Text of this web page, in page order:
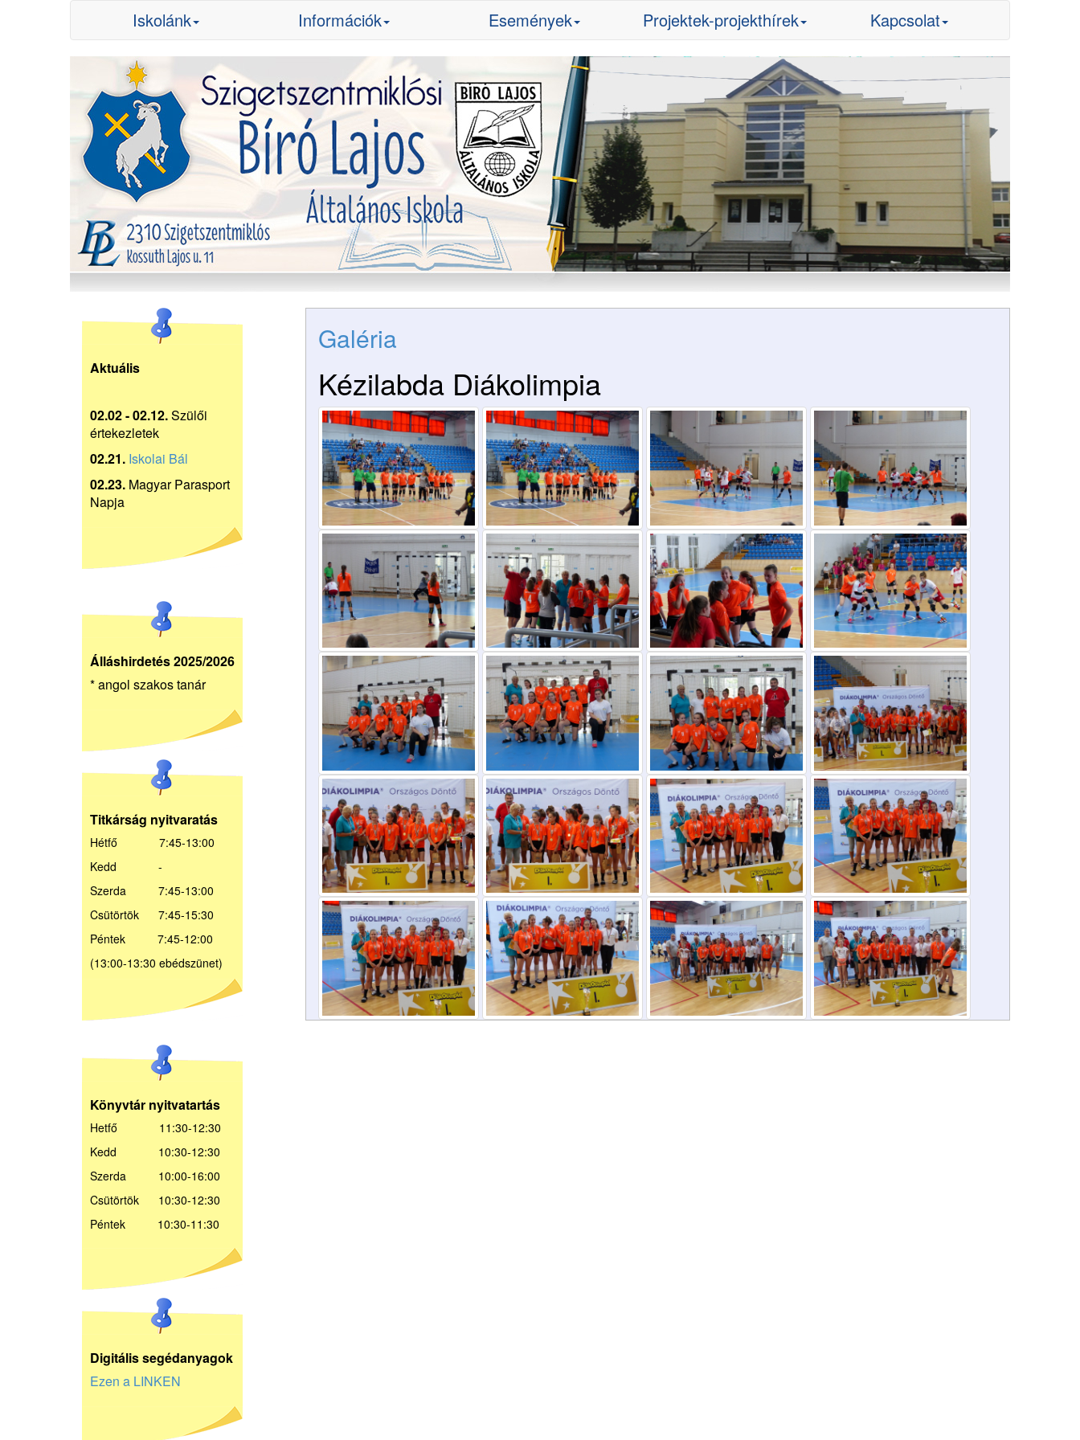
Iskolánk Információk Események Projektek-projekthírek Kapcsolat
Aktuális
02.02 - 02.12.Szülői
értekezletek
02.21. Iskolai Bál
02.23. Magyar Parasport
Napja
Álláshirdetés 2025/2026
* angol szakos tanár
Titkárság nyitvaratás
Hétfő 7:45-13:00
Kedd -
Szerda 7:45-13:00
Csütörtök 7:45-15:30
Péntek 7:45-12:00
(13:00-13:30 ebédszünet)
Könyvtár nyitvatartás
Hetfő 11:30-12:30
Kedd 10:30-12:30
Szerda 10:00-16:00
Csütörtök 10:30-12:30
Péntek 10:30-11:30
Digitális segédanyagok
Ezen a LINKEN
Galéria
Kézilabda Diákolimpia